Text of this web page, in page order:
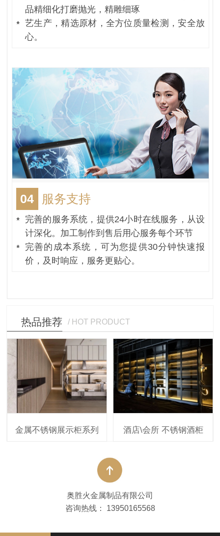
品精细化打磨抛光，精雕细琢
艺生产，精选原材，全方位质量检测，安全放
心。
04 服务支持
完善的服务系统，提供24小时在线服务，从设
计深化。加工制作到售后用心服务每个环节
完善的成本系统，可为您提供30分钟快速报
价，及时响应，服务更贴心。
热品推荐 / HOT PRODUCT
金属不锈钢展示柜系列 酒店\会所 不锈钢酒柜
不锈钢酒柜主要材质一般用
奥胜火金属制品有限公司
咨询热线： 13950165568